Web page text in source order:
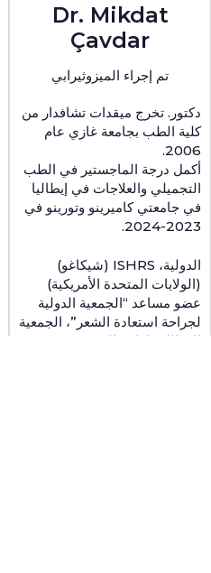
Dr. Mikdat
Çavdar
تم إجراء الميزوثيرابي
دكتور. تخرج ميقدات تشافدار من
كلية الطب بجامعة غازي عام
2006.
أكمل درجة الماجستير في الطب
التجميلي والعلاجات في إيطاليا
في جامعتي كاميرينو وتورينو في
2023-2024.
الدولية، ISHRS (شيكاغو)
(الولايات المتحدة الأمريكية)
عضو مساعد “الجمعية الدولية
لجراحة استعادة الشعر”، الجمعية
الإيطالية لعلوم الشعر وترميمه